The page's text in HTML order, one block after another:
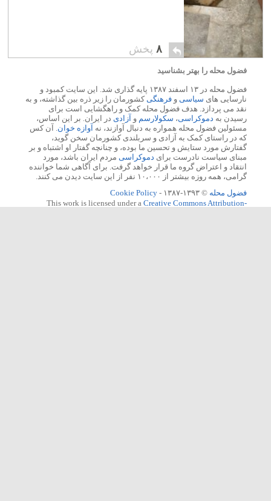
۸ پخش
فضول محله را بهتر بشناسید
فضول محله در ۱۳ اسفند ۱۳۸۷ پایه گذاری شد. این سایت کمبود و
نارسایی های سیاسی و فرهنگیکشورمان را زیر ذره بین گذاشته، و به
نقد می پردازد. هدف فضول محله کمک و راهگشایی است برای
رسیدن به دموکراسی، سکولارسم و آزادی در ایران. بر این اساس،
مسئولین فضول محله همواره به دنبال آوازند، نه آوازه خوان. آن کس
که در راستای کمک به آزادی و سربلندی کشورمان سخن گوید،
گفتارش مورد ستایش و تحسین ما بوده، و چنانچه گفتار او اشتباه و بر
مبنای سیاست نادرست برای دموکراسی مردم ایران باشد، مورد
انتقاد و اعتراض گروه ما قرار خواهد گرفت. برای آگاهی شما خواننده
گرامی، همه روزه بیشتر از ۱۰،۰۰۰ نفر از این سایت دیدن می کنند.
فضول محله © ۱۳۹۳-۱۳۸۷ -
Cookie Policy
This work is licensed under a Creative Commons Attribution-